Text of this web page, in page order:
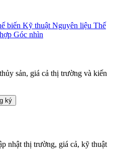
biến Kỹ thuật Nguyên liệu Thế
Góc nhìn
sản, giá cả thị trường và kiến
ký
nhật thị trường, giá cả, kỹ thuật